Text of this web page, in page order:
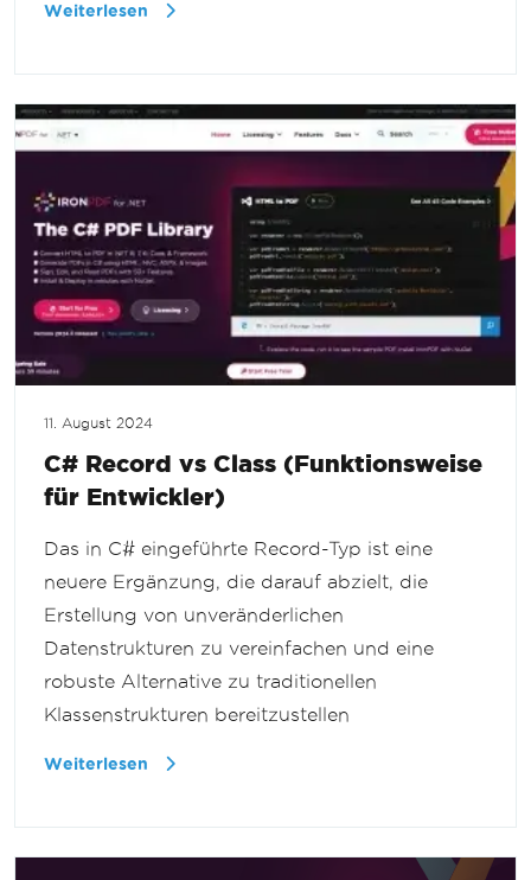
Weiterlesen
11. August 2024
C# Record vs Class (Funktionsweise
für Entwickler)
Das in C# eingeführte Record-Typ ist eine
neuere Ergänzung, die darauf abzielt, die
Erstellung von unveränderlichen
Datenstrukturen zu vereinfachen und eine
robuste Alternative zu traditionellen
Klassenstrukturen bereitzustellen
Weiterlesen